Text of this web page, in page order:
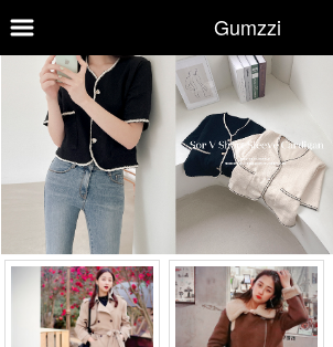
Gumzzi
上架時間 銷售件數 銷售價格
樣式尺寸篩選
全部樣式 black黑 beige米 ivory象牙
beige
gray灰 pink粉 brown棕
brown
全部尺寸 S L
1(44~66)
1(F) 2(66~77) 2(77~88)